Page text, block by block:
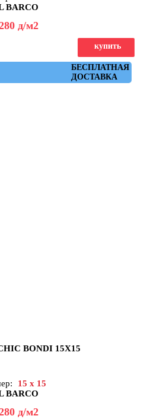
BARCO
д/м2
БЕСПЛАТНАЯ
ДОСТАВКА
купить
BONDI 15X15
15 x 15
BARCO
д/м2